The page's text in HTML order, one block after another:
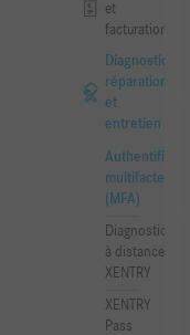
et
facturation
Diagnostic,
réparation
et
entretien
multifacteur
(MFA)
Diagnostic
à distance
XENTRY
XENTRY
Pass